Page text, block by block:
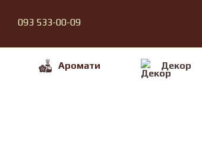
093 533-00-09
Аромати Декор